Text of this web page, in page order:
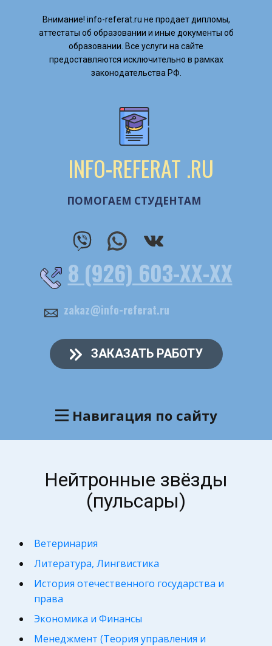
Внимание! ​info-referat.ru не продает дипломы,
аттестаты об образовании и иные документы об
образовании. Все услуги на сайте
предоставляются исключительно в рамках
законодательства РФ.
INFO-REFERAT .RU
ПОМОГАЕМ СТУДЕНТАМ
8 (926) 603-ХХ-ХХ
ЗАКАЗАТЬ РАБОТУ
zakaz@info-referat.ru
Навигация по сайту
Нейтронные звёзды
(пульсары)
Ветеринария
Литература, Лингвистика
История отечественного государства и
права
Экономика и Финансы
Менеджмент (Теория управления и